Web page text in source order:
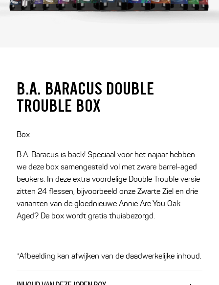
B.A. BARACUS DOUBLE
TROUBLE BOX
Box
B.A. Baracus is back! Speciaal voor het najaar hebben
we deze box samengesteld vol met zware barrel-aged
beukers. In deze extra voordelige Double Trouble versie
zitten 24 flessen, bijvoorbeeld onze Zwarte Ziel en drie
varianten van de gloednieuwe Annie Are You Oak
Aged? De box wordt gratis thuisbezorgd.
*Afbeelding kan afwijken van de daadwerkelijke inhoud.